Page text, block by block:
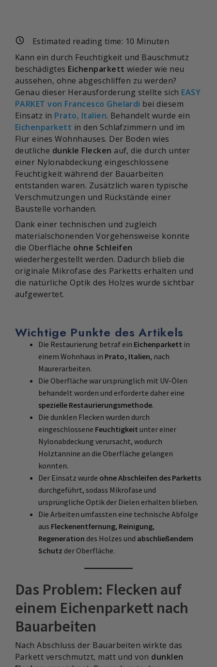
Estimated reading time: 10 Minuten
Kann ein durch Feuchtigkeit und Bauschmutz
beschädigtes Eichenparkett wieder wie neu
aussehen, ohne abgeschliffen zu werden?
Genau dieser Herausforderung stellte sich EASY
PARKET von Francesco Ghelardi bei diesem
Einsatz in Prato, Italien. Behandelt wurde ein
Eichenparkett in den Schlafzimmern und im
Flur eines Wohnhauses. Der Boden wies
deutliche dunkle Flecken auf, die durch unter
einer Nylonabdeckung eingeschlossene
Feuchtigkeit während der Bauarbeiten
entstanden waren. Zusätzlich waren typische
Verschmutzungen und Rückstände einer
Baustelle vorhanden.
Dank einer technischen und zugleich
materialschonenden Vorgehensweise konnte
die Oberfläche ohne Schleifen
wiederhergestellt werden. Dadurch blieb die
originale Mikrofase des Parketts erhalten und
die natürliche Optik des Holzes wurde sichtbar
aufgewertet.
Wichtige Punkte des Artikels
Die Restaurierung betraf ein Eichenparkett in
einem Wohnhaus in Prato, Italien, nach
Maurerarbeiten.
Die Oberfläche war ursprünglich mit UV-Ölen
behandelt worden und erforderte daher eine
spezielle Restaurierungsmethode.
Die dunklen Flecken wurden durch
eingeschlossene Feuchtigkeit unter einer
Nylonabdeckung verursacht, wodurch
Holztannine an die Oberfläche gelangen
konnten.
Der Einsatz wurde ohne Abschleifen des Parketts
durchgeführt, sodass Mikrofase und
ursprüngliche Optik der Dielen erhalten blieben.
Die Arbeiten umfassten eine technische Abfolge
aus Fleckenentfernung, Reinigung,
Regeneration des Holzes und abschließendem
Schutz der Oberfläche.
Das Problem: Flecken auf
einem Eichenparkett nach
Bauarbeiten
Nach Abschluss der Bauarbeiten wirkte das
Parkett verschmutzt, matt und von dunklen